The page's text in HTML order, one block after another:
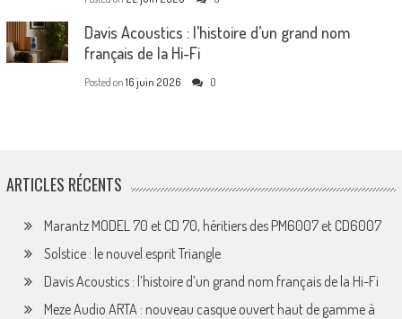
Davis Acoustics : l’histoire d’un grand nom
français de la Hi-Fi
Posted on 16 juin 2026 0
ARTICLES RÉCENTS
Marantz MODEL 70 et CD 70, héritiers des PM6007 et CD6007
Solstice : le nouvel esprit Triangle
Davis Acoustics : l’histoire d’un grand nom français de la Hi-Fi
Meze Audio ARTA : nouveau casque ouvert haut de gamme à